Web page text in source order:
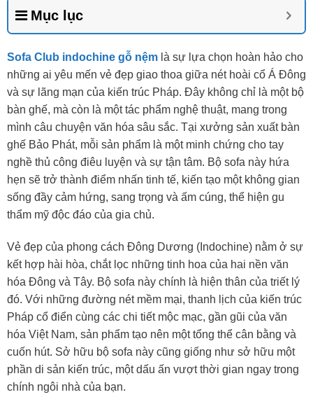
Mục lục
Sofa Club indochine gỗ nệm là sự lựa chọn hoàn hảo cho
những ai yêu mến vẻ đẹp giao thoa giữa nét hoài cổ Á Đông
và sự lãng mạn của kiến trúc Pháp. Đây không chỉ là một bộ
bàn ghế, mà còn là một tác phẩm nghệ thuật, mang trong
mình câu chuyện văn hóa sâu sắc. Tại xưởng sản xuất bàn
ghế Bảo Phát, mỗi sản phẩm là một minh chứng cho tay
nghề thủ công điêu luyện và sự tận tâm. Bộ sofa này hứa
hẹn sẽ trở thành điểm nhấn tinh tế, kiến tạo một không gian
sống đầy cảm hứng, sang trọng và ấm cúng, thể hiện gu
thẩm mỹ độc đáo của gia chủ.
Vẻ đẹp của phong cách Đông Dương (Indochine) nằm ở sự
kết hợp hài hòa, chắt lọc những tinh hoa của hai nền văn
hóa Đông và Tây. Bộ sofa này chính là hiện thân của triết lý
đó. Với những đường nét mềm mại, thanh lịch của kiến trúc
Pháp cổ điển cùng các chi tiết mộc mạc, gần gũi của văn
hóa Việt Nam, sản phẩm tạo nên một tổng thể cân bằng và
cuốn hút. Sở hữu bộ sofa này cũng giống như sở hữu một
phần di sản kiến trúc, một dấu ấn vượt thời gian ngay trong
chính ngôi nhà của bạn.